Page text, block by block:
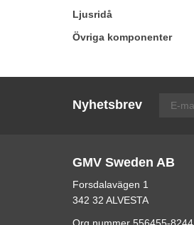
Ljusridå
Övriga komponenter
Nyhetsbrev
GMV Sweden AB
Forsdalavägen 1
342 32 ALVESTA